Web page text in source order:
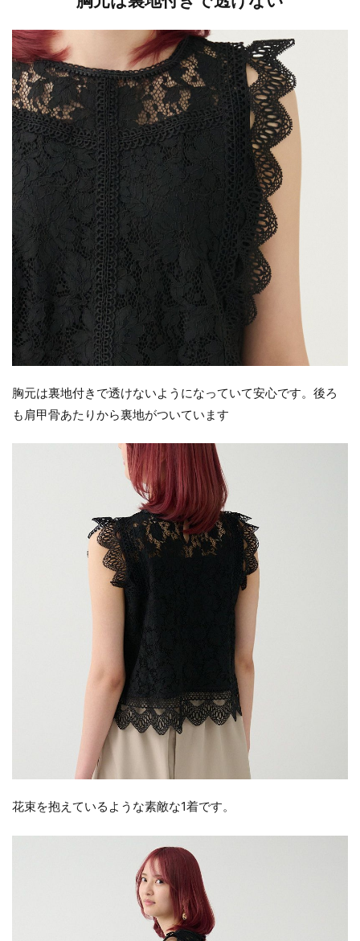
胸元は裏地付きで透けないようになっていて安心です。後ろ
も肩甲骨あたりから裏地がついています
花束を抱えているような素敵な1着です。